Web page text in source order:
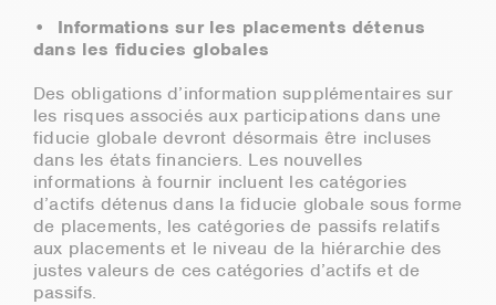
• Informations sur les placements détenus
dans les fiducies globales
Des obligations d’information supplémentaires sur
les risques associés aux participations dans une
fiducie globale devront désormais être incluses
dans les états financiers. Les nouvelles
informations à fournir incluent les catégories
d’actifs détenus dans la fiducie globale sous forme
de placements, les catégories de passifs relatifs
aux placements et le niveau de la hiérarchie des
justes valeurs de ces catégories d’actifs et de
passifs.